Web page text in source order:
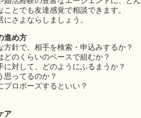
ことでも友達感覚で相談できます。
にさよならしましょう。
進め方
方針で、相手を検索・申込みするか？
どのくらいのペースで組むか？
に対して、どのようにふるまうか？
思ってるのか？
プロポーズするといい？
ア